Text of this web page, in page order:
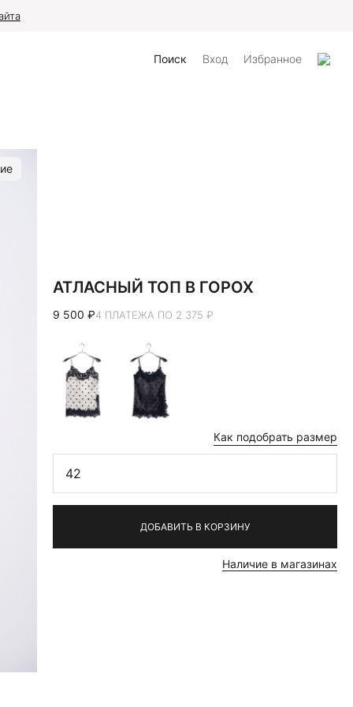
Поиск Вход Избранное
АТЛАСНЫЙ ТОП В ГОРОХ
9 500 ₽4 ПЛАТЕЖА ПО 2 375 ₽
Как подобрать размер
42
ДОБАВИТЬ В КОРЗИНУ
Наличие в магазинах